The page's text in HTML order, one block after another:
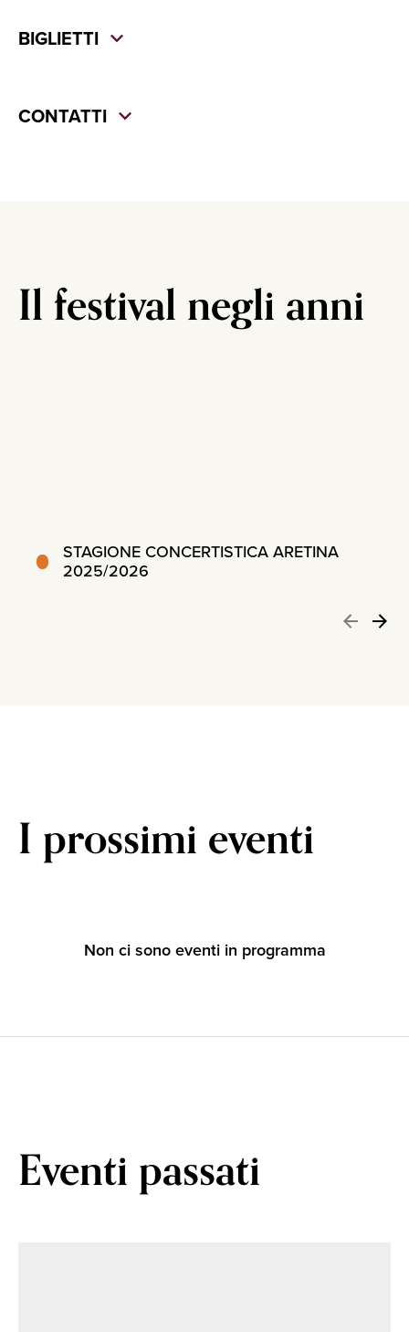
BIGLIETTI
CONTATTI
Il festival negli anni
STAGIONE CONCERTISTICA ARETINA
2025/2026
I prossimi eventi
Non ci sono eventi in programma
Eventi passati